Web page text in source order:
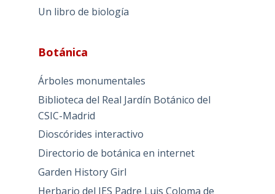
Un libro de biología
Botánica
Árboles monumentales
Biblioteca del Real Jardín Botánico del
CSIC-Madrid
Dioscórides interactivo
Directorio de botánica en internet
Garden History Girl
Herbario del IES Padre Luis Coloma de